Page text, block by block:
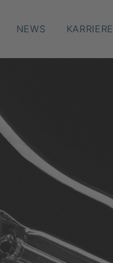
NEWS KARRIERE